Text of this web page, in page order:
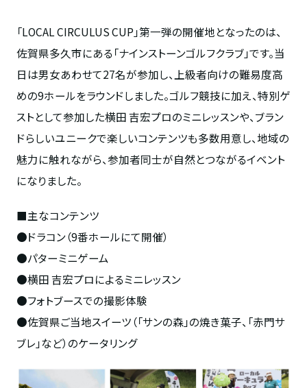
「LOCAL CIRCULUS CUP」第一弾の開催地となったのは、
佐賀県多久市にある「ナインストーンゴルフクラブ」です。当
日は男女あわせて27名が参加し、上級者向けの難易度高
めの9ホールをラウンドしました。ゴルフ競技に加え、特別ゲ
ストとして参加した横田 吉宏プロのミニレッスンや、ブラン
ドらしいユニークで楽しいコンテンツも多数用意し、地域の
魅力に触れながら、参加者同士が自然とつながるイベント
になりました。
■主なコンテンツ
●ドラコン（9番ホールにて開催）
●パターミニゲーム
●横田 吉宏プロによるミニレッスン
●フォトブースでの撮影体験
●佐賀県ご当地スイーツ（「サンの森」の焼き菓子、「赤門サ
ブレ」など）のケータリング